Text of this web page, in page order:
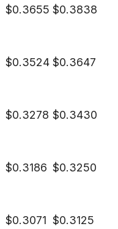
$0.3655 $0.3838
$0.3524 $0.3647
$0.3278 $0.3430
$0.3186 $0.3250
$0.3071 $0.3125